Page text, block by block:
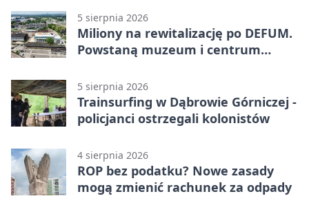
5 sierpnia 2026
Miliony na rewitalizację po DEFUM.
Powstaną muzeum i centrum
5 sierpnia 2026
Trainsurfing w Dąbrowie Górniczej -
policjanci ostrzegali kolonistów
4 sierpnia 2026
ROP bez podatku? Nowe zasady
mogą zmienić rachunek za odpady